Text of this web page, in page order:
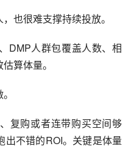
也很难支撑持续投放。
DMP人群包覆盖人数、相
算体量。
复购或者连带购买空间够
出不错的ROI。关键是体量